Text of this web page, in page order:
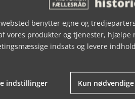
benytter egne og
vores produkter og tjenester, hjælpe
indsats og levere
indstillinger Kun